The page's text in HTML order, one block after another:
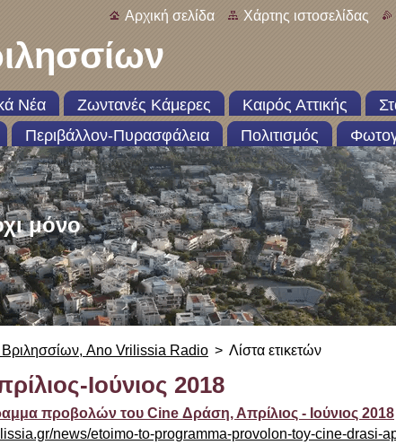
Αρχική σελίδα Χάρτης ιστοσελίδας
Νέα Ζωντανές Κάμερες Καιρός Αττικής
Περιβάλλον-Πυρασφάλεια Πολιτισμός
μόνο
Ano Vrilissia Radio > Λίστα ετικετών
Ιούνιος 2018
προβολών του Cine Δράση, Απρίλιος - Ιούνιος 2018
news/etoimo-to-programma-provolon-toy-cine-drasi-